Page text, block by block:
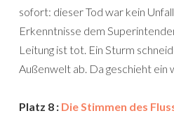
sofort: dieser Tod war kein
Erkenntnisse dem
Leitung ist tot. Ein Sturm
Außenwelt ab. Da geschieht
Platz 8 : Die Stimmen des